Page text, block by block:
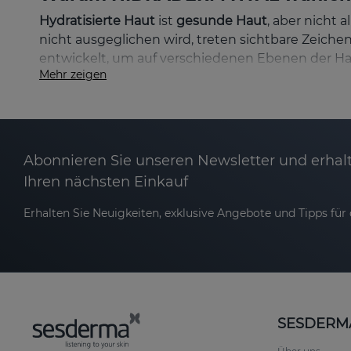
Hydratisierte Haut ist gesunde Haut, aber nicht
nicht ausgeglichen wird, treten sichtbare
entwickelt, um auf verschiedenen Ebenen der
Diese innovative Linie kombiniert
Hyaluronsäure ultimative
Hohe Molekularmasse: Bildet einen
Mehr zeigen
Abonnieren Sie unseren Newsletter und
Ihren nächsten Einkauf
Erhalten Sie Neuigkeiten, exklusive Angebote und Tipps für